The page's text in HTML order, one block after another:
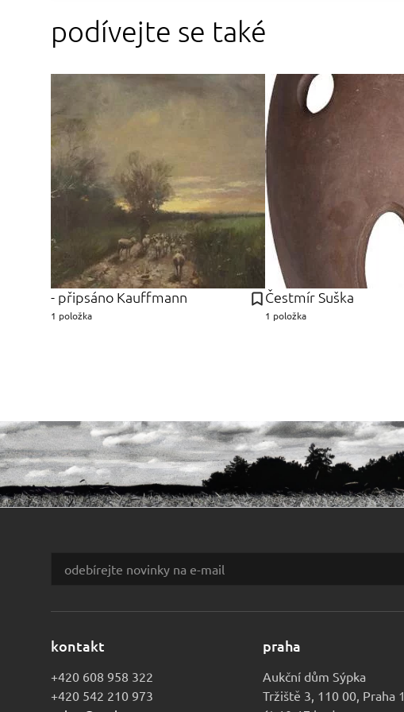
podívejte se také
- připsáno Kauffmann
1 položka
Čestmír Suška
1 položka
kontakt
+420 608 958 322
+420 542 210 973
praha
Aukční dům Sýpka
Tržiště 3, 110 00, Praha 1